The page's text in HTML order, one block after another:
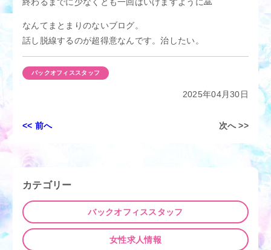
なんてまとまりのないブログ。
話し脱線するのが超得意なんです。治したい。
バックオフィススタッフ
2025年04月30日
投
ビ
ゲ
シ
ョ
ン
<< 前へ 次へ >>
カテゴリー
バックオフィススタッフ
女性求人情報